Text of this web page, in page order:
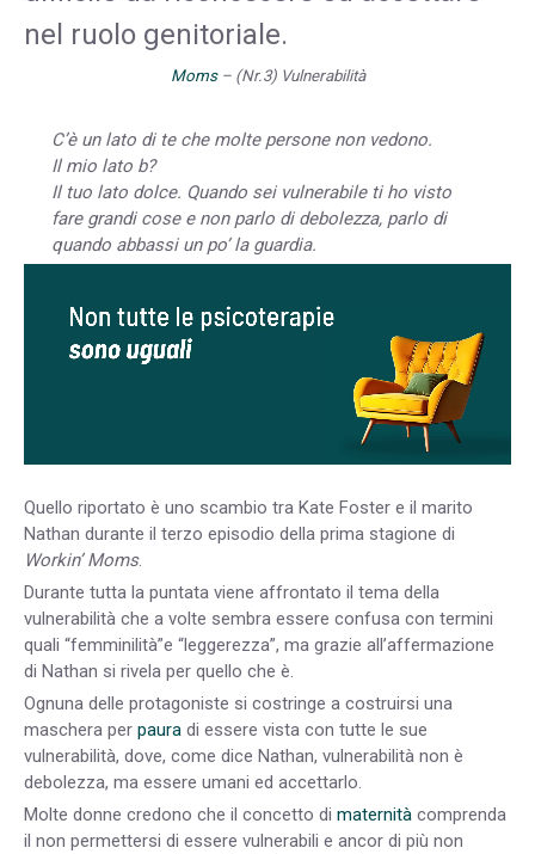
nel ruolo genitoriale.
Moms– (Nr.3) Vulnerabilità
C’è un lato di te che molte persone non vedono.
Il mio lato b?
Il tuo lato dolce. Quando sei vulnerabile ti ho visto
fare grandi cose e non parlo di debolezza, parlo di
quando abbassi un po’ la guardia.
Quello riportato è uno scambio tra Kate Foster e il marito
Nathan durante il terzo episodio della prima stagione di
Workin’ Moms.
Durante tutta la puntata viene affrontato il tema della
vulnerabilità che a volte sembra essere confusa con termini
quali “femminilità”e “leggerezza”, ma grazie all’affermazione
di Nathan si rivela per quello che è.
Ognuna delle protagoniste si costringe a costruirsi una
maschera per paura di essere vista con tutte le sue
vulnerabilità, dove, come dice Nathan, vulnerabilità non è
debolezza, ma essere umani ed accettarlo.
Molte donne credono che il concetto di maternità comprenda
il non permettersi di essere vulnerabili e ancor di più non